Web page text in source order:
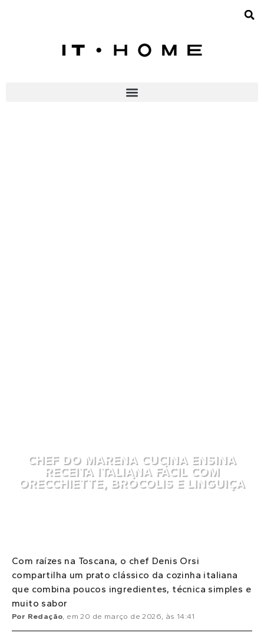
CHEF DO MARENA CUCINA ENSINA
RECEITA ITALIANA FÁCIL COM
ORECCHIETTE, BRÓCOLIS E LINGUIÇA
Com raízes na Toscana, o chef Denis Orsi
compartilha um prato clássico da cozinha italiana
que combina poucos ingredientes, técnica simples e
muito sabor
Por Redação, em 20 de março de 2026, às 14:41